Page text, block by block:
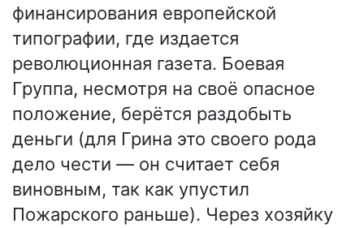
финансирования европейской
типографии, где издается
революционная газета. Боевая
Группа, несмотря на своё опасное
положение, берётся раздобыть
деньги (для Грина это своего рода
дело чести — он считает себя
виновным, так как упустил
Пожарского раньше). Через хозяйку